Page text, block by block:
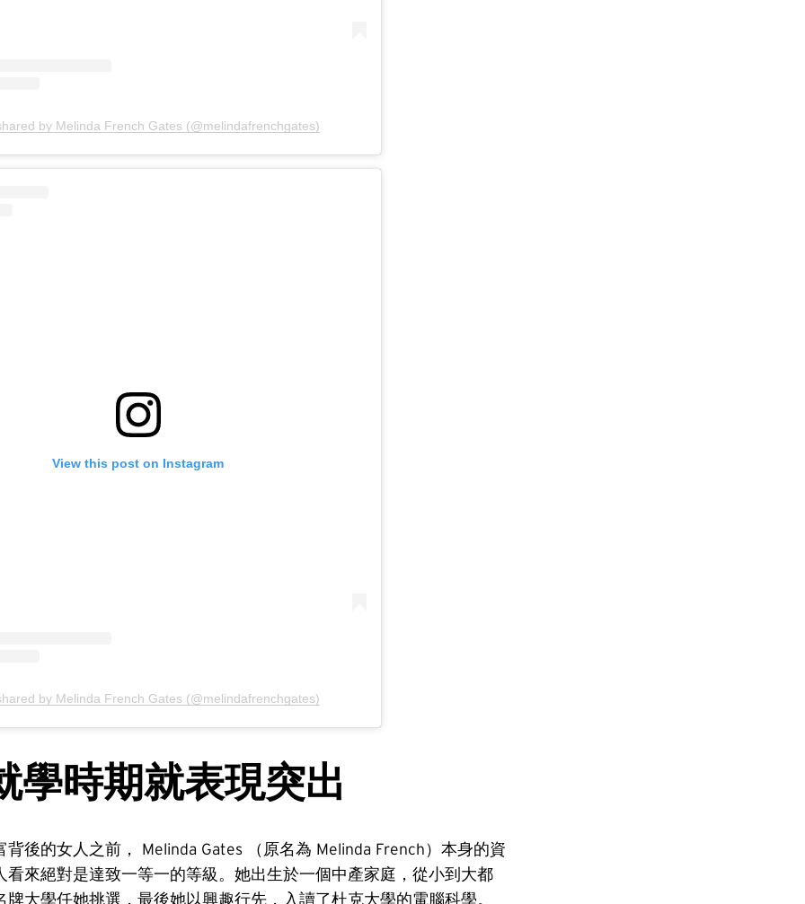
by Melinda French Gates (@melindafrenchgates)
View this post on Instagram
by Melinda French Gates (@melindafrenchgates)
時期就表現突出
背後的女人之前， Melinda Gates （原名為 Melinda French）本身的資
看來絕對是達致一等一的等級。她出生於一個中產家庭，從小到大都
牌大學任她挑選，最後她以興趣行先，入讀了杜克大學的電腦科學。